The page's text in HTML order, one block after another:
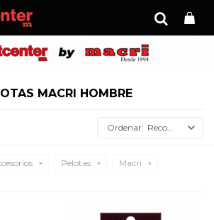
MACRI HOMBRE
Recomendados
Pelotas
Macri